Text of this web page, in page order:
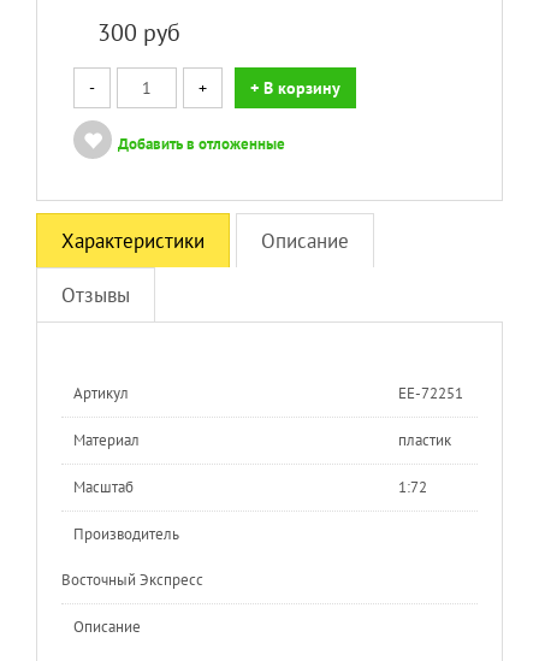
300 руб
- + + В корзину
Добавить в отложенные
Характеристики Описание
Отзывы
Артикул ЕЕ-72251
Материал пластик
Масштаб 1:72
Производитель
Восточный Экспресс
Описание